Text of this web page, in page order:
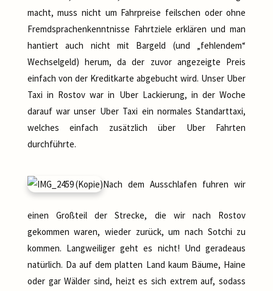
macht, muss nicht um Fahrpreise feilschen oder ohne
Fremdsprachenkenntnisse Fahrtziele erklären und man
hantiert auch nicht mit Bargeld (und „fehlendem“
Wechselgeld) herum, da der zuvor angezeigte Preis
einfach von der Kreditkarte abgebucht wird. Unser Uber
Taxi in Rostov war in Uber Lackierung, in der Woche
darauf war unser Uber Taxi ein normales Standarttaxi,
welches einfach zusätzlich über Uber Fahrten
durchführte.
Nach dem Ausschlafen fuhren wir
einen Großteil der Strecke, die wir nach Rostov
gekommen waren, wieder zurück, um nach Sotchi zu
kommen. Langweiliger geht es nicht! Und geradeaus
natürlich. Da auf dem platten Land kaum Bäume, Haine
oder gar Wälder sind, heizt es sich extrem auf, sodass